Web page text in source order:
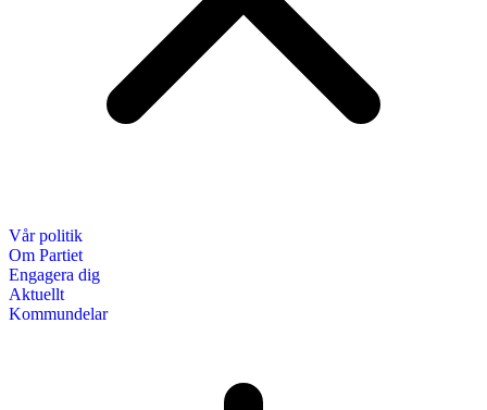
Vår politik
Om Partiet
Engagera dig
Aktuellt
Kommundelar